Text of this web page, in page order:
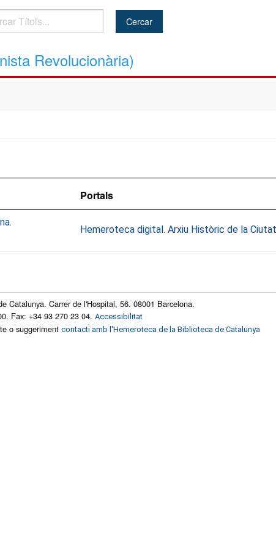
Revolucionària)
Portals
Hemeroteca digital. Arxiu Històric de la
Catalunya. Carrer de l'Hospital, 56. 08001 Barcelona.
Fax: +34 93 270 23 04. Accessibilitat
o suggeriment contacti amb l'Hemeroteca de la Biblioteca de Catalunya